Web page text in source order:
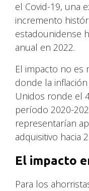
el Covid-19, una
incremento
estadounidense
anual en 2022.
El impacto no es
donde la
Unidos ronde el
período 2020-
representarían
adquisitivo hacia
El impacto
Para los